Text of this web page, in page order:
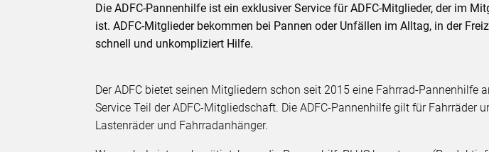
Die ADFC-Pannenhilfe ist ein exklusiver Service für ADFC-Mitglieder, der im
ist. ADFC-Mitglieder bekommen bei Pannen oder Unfällen im Alltag, in der
schnell und unkompliziert Hilfe.
Der ADFC bietet seinen Mitgliedern schon seit 2015 eine Fahrrad-Pannenhilfe
Service Teil der ADFC-Mitgliedschaft. Die ADFC-Pannenhilfe gilt für Fahrräder
Lastenräder und Fahrradanhänger.